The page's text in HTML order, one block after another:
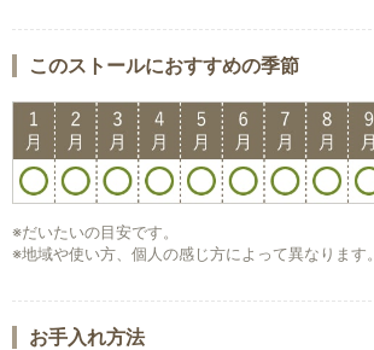
このストールにおすすめの季節
※だいたいの目安です。
※地域や使い方、個人の感じ方によって異なります。
お手入れ方法